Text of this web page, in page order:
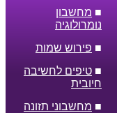
■ מחשבון
נומרולוגיה
■ פירוש שמות
■ טיפים לחשיבה
חיובית
■ מחשבוני תזונה